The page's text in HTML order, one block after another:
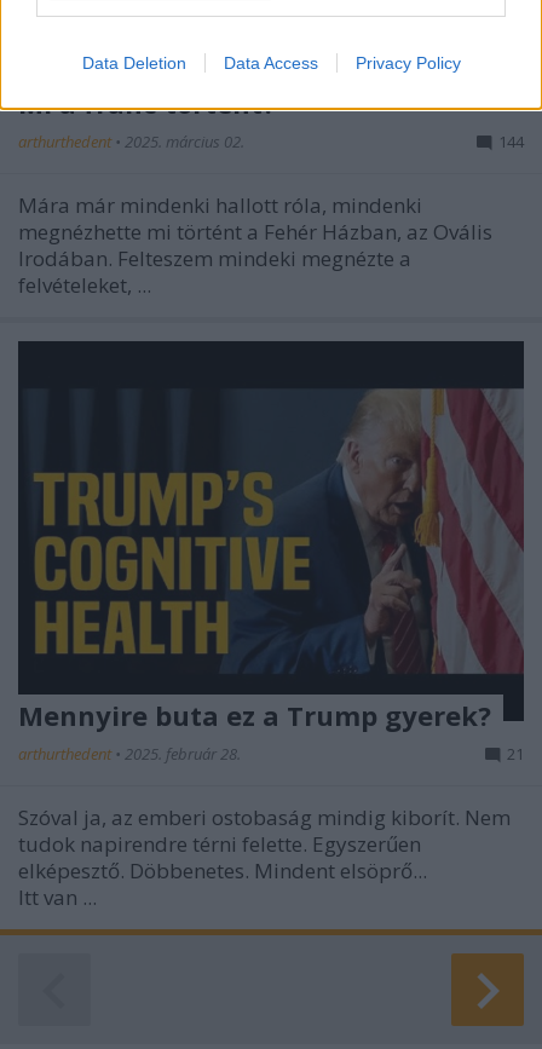
Data Deletion Data Access Privacy Policy
Mi a franc történt?
arthurthedent • 2025. március 02. 144
Mára már mindenki hallott róla, mindenki
megnézhette mi történt a Fehér Házban, az Ovális
Irodában. Felteszem mindeki megnézte a
felvételeket, ...
Mennyire buta ez a Trump gyerek?
arthurthedent • 2025. február 28. 21
Szóval ja, az emberi ostobaság mindig kiborít. Nem
tudok napirendre térni felette. Egyszerűen
elképesztő. Döbbenetes. Mindent elsöprő...
Itt van ...